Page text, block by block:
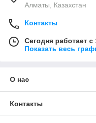
Алматы, Казахстан
Контакты
Сегодня работает с
Показать весь
О нас
Контакты